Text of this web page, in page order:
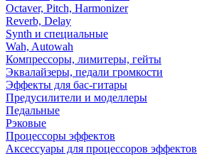
Octaver, Pitch, Harmonizer
Reverb, Delay
Synth и специальные
Wah, Autowah
Компрессоры, лимитеры, гейты
Эквалайзеры, педали громкости
Эффекты для бас-гитары
Предусилители и моделлеры
Педальные
Рэковые
Процессоры эффектов
Аксессуары для процессоров эффектов